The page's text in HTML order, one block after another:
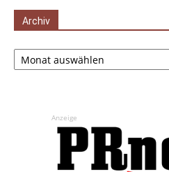
Archiv
Archiv
Anzeige